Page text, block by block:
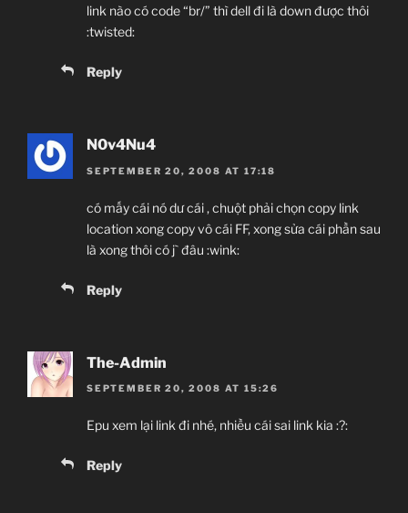
link nào có code “br/” thì dell đi là down được thôi
:twisted:
Reply
N0v4Nu4
SEPTEMBER 20, 2008 AT 17:18
có mấy cái nó dư cái , chuột phải chọn copy link
location xong copy vô cái FF, xong sửa cái phần sau
là xong thôi có j` đâu :wink:
Reply
The-Admin
SEPTEMBER 20, 2008 AT 15:26
Epu xem lại link đi nhé, nhiều cái sai link kia :?:
Reply